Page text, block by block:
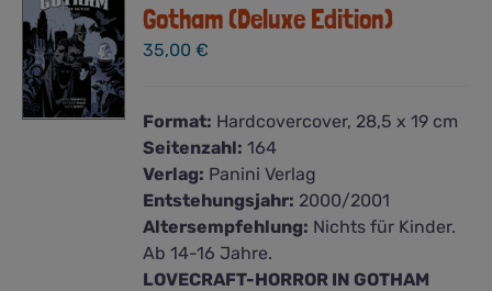
Gotham (Deluxe Edition)
35,00€
Format: Hardcovercover, 28,5 x 19 cm
Seitenzahl: 164
Verlag: Panini Verlag
Entstehungsjahr: 2000/2001
Altersempfehlung: Nichts für Kinder.
Ab 14-16 Jahre.
LOVECRAFT-HORROR IN GOTHAM